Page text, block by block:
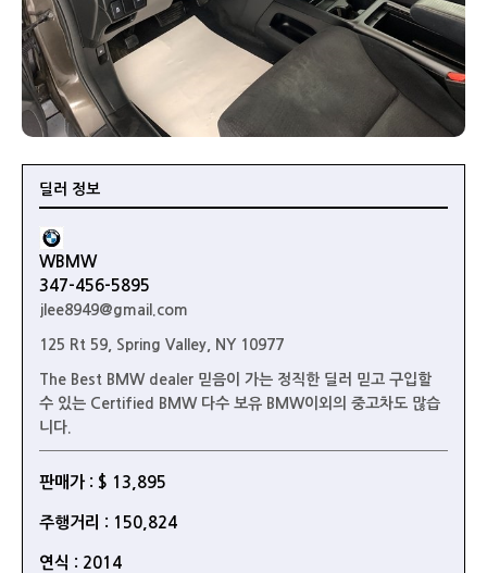
딜러 정보
WBMW
347-456-5895
jlee8949@gmail.com
125 Rt 59, Spring Valley, NY 10977
The Best BMW dealer 믿음이 가는 정직한 딜러 믿고 구입할
수 있는 Certified BMW 다수 보유 BMW이외의 중고차도 많습
니다.
판매가 : $ 13,895
주행거리 : 150,824
연식 : 2014